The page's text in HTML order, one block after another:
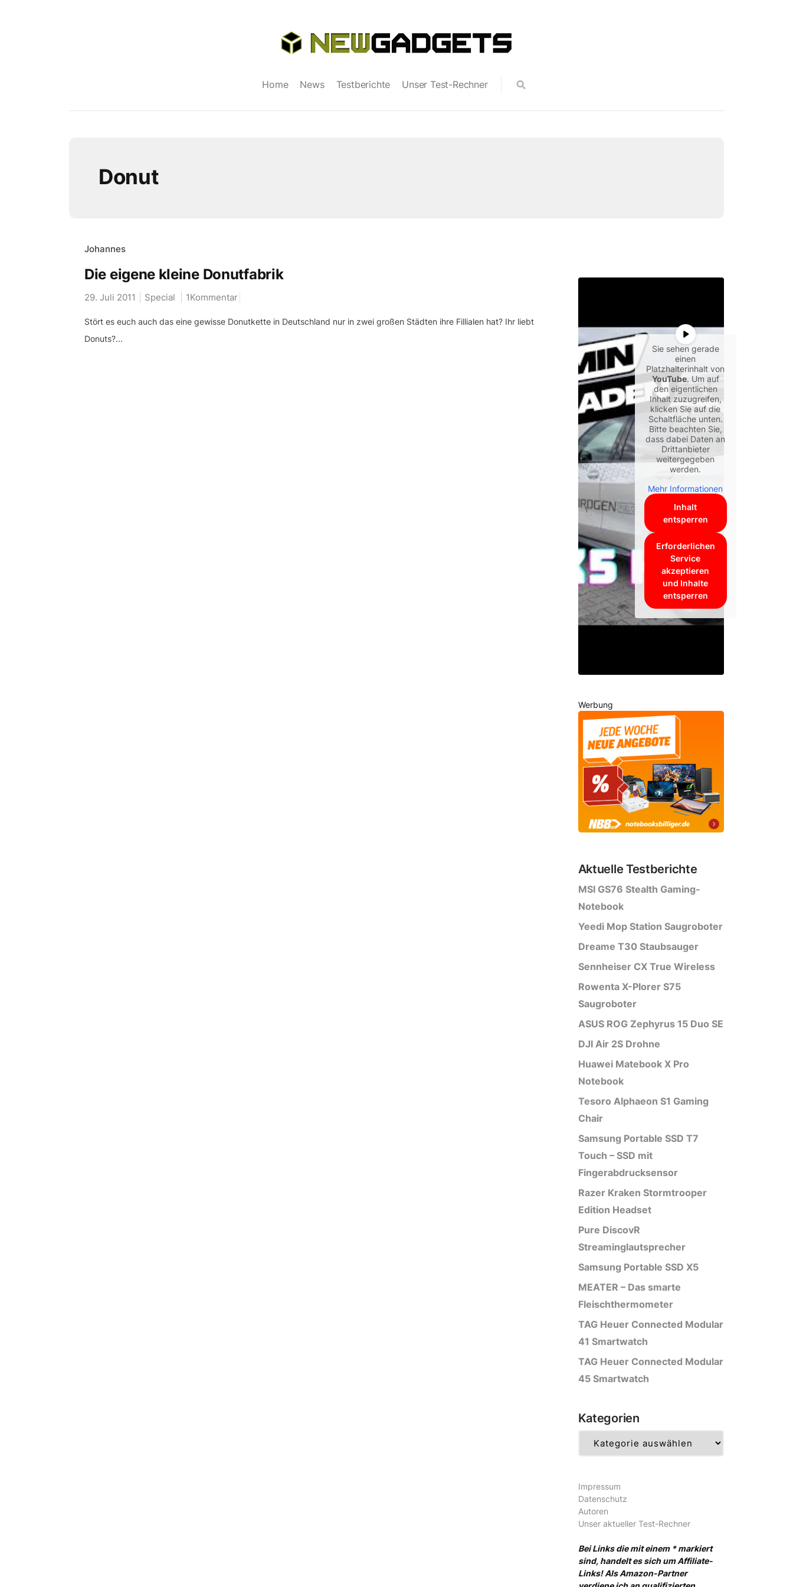
Home News Testberichte Unser Test-Rechner
Donut
Johannes
Die eigene kleine Donutfabrik
29. Juli 2011 Special 1Kommentar
Stört es euch auch das eine gewisse Donutkette in Deutschland nur in zwei großen Städten ihre Fillialen hat? Ihr liebt
Donuts?...
Sie sehen gerade
einen
Platzhalterinhalt von
YouTube. Um auf
den eigentlichen
Inhalt zuzugreifen,
klicken Sie auf die
Schaltfläche unten.
Bitte beachten Sie,
dass dabei Daten an
Drittanbieter
weitergegeben
werden.
Mehr Informationen
Inhalt
entsperren
Erforderlichen
Service
akzeptieren
und Inhalte
entsperren
Werbung
Aktuelle Testberichte
MSI GS76 Stealth Gaming-
Notebook
Yeedi Mop Station Saugroboter
Dreame T30 Staubsauger
Sennheiser CX True Wireless
Rowenta X-Plorer S75
Saugroboter
ASUS ROG Zephyrus 15 Duo SE
DJI Air 2S Drohne
Huawei Matebook X Pro
Notebook
Tesoro Alphaeon S1 Gaming
Chair
Samsung Portable SSD T7
Touch – SSD mit
Fingerabdrucksensor
Razer Kraken Stormtrooper
Edition Headset
Pure DiscovR
Streaminglautsprecher
Samsung Portable SSD X5
MEATER – Das smarte
Fleischthermometer
TAG Heuer Connected Modular
41 Smartwatch
TAG Heuer Connected Modular
45 Smartwatch
Kategorien
Impressum
Datenschutz
Autoren
Unser aktueller Test-Rechner
Bei Links die mit einem * markiert
sind, handelt es sich um Affiliate-
Links! Als Amazon-Partner